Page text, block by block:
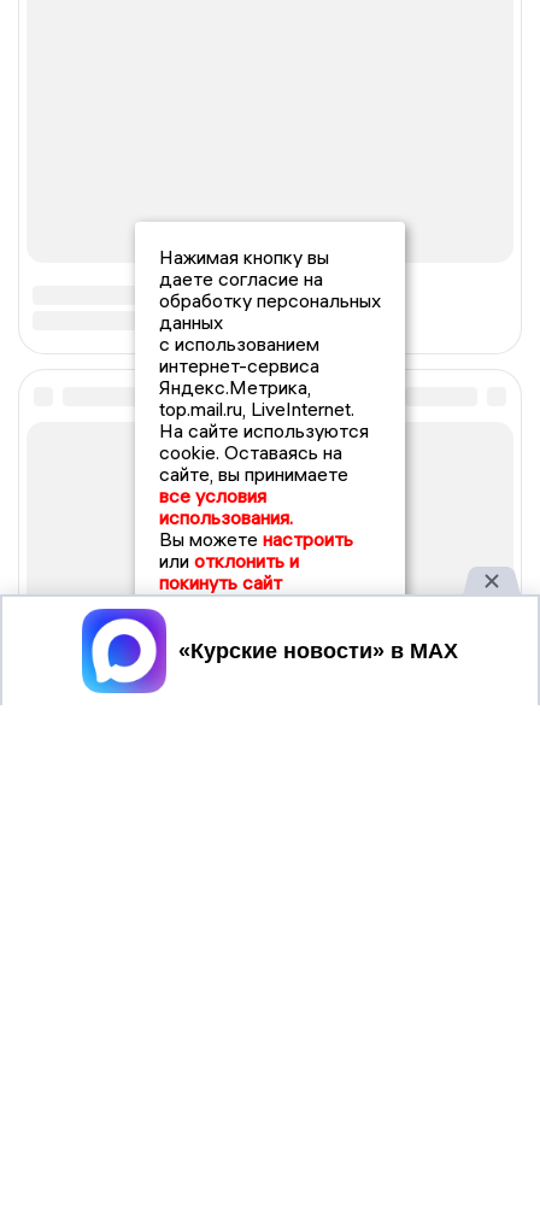
Нажимая кнопку вы
даете согласие на
обработку персональных
данных
с использованием
интернет-сервиса
Яндекс.Метрика,
top.mail.ru, LiveInternet.
На сайте используются
cookie. Оставаясь на
сайте, вы принимаете
все условия
использования.
Вы можете настроить
или отклонить и
покинуть сайт
Принять